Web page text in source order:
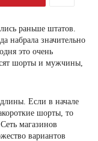
раньше штатов.
набрала значительно
это очень
шорты и мужчины,
Если в начале
шорты, то
магазинов
вариантов